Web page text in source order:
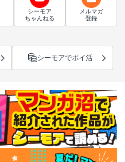
シーモア
ちゃんねる
メルマガ
登録
シーモアでポイ活